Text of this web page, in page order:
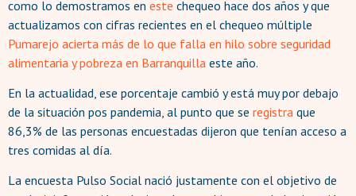
como lo demostramos en este chequeo hace dos años y que
actualizamos con cifras recientes en el chequeo múltiple
Pumarejo acierta más de lo que falla en hilo sobre seguridad
alimentaria y pobreza en Barranquilla este año.
En la actualidad, ese porcentaje cambió y está muy por debajo
de la situación pos pandemia, al punto que se registra que
86,3% de las personas encuestadas dijeron que tenían acceso a
tres comidas al día.
La encuesta Pulso Social nació justamente con el objetivo de